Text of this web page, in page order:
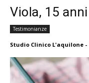
Viola, 15 anni
Testimonianze
Studio Clinico L'aquilone -